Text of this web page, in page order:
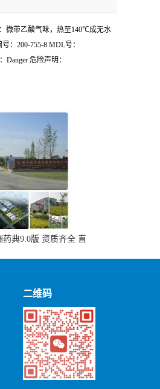
微带乙酸气味，热至140℃成无水
：200-755-8 MDL号：
危险声明：
典9.0版 资质齐全 直
二维码